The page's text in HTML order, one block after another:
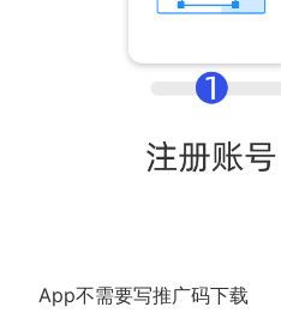
App不需要写推广码下载